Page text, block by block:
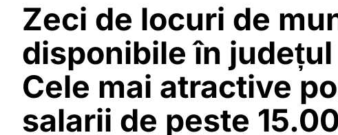
Zeci de locuri de
disponibile în județul
Cele mai atractive
salarii de peste